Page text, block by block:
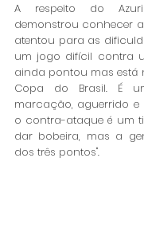
A respeito do
demonstrou conhecer
atentou para as
um jogo difícil contra
ainda pontou mas está
Copa do Brasil. É
marcação, aguerrido e
o contra-ataque é um
dar bobeira, mas a
dos três pontos".